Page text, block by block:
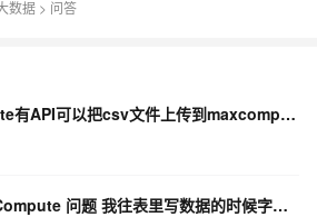
数据 > 问答
大数据计算MaxCompute有API可以把csv文件上传到maxcompute表里吗？
请教个大数据计算MaxCompute 问题 我往表里写数据的时候字符串类型(中文), 为啥不报错啊？